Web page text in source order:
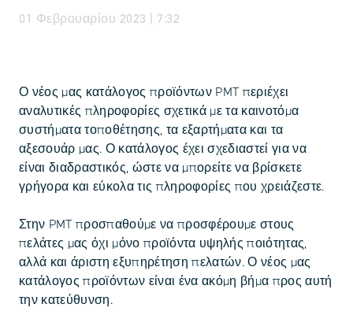
01 Φεβρουαρίου 2023 | 7:32
Ο νέος μας κατάλογος προϊόντων PMT περιέχει
αναλυτικές πληροφορίες σχετικά με τα καινοτόμα
συστήματα τοποθέτησης, τα εξαρτήματα και τα
αξεσουάρ μας. Ο κατάλογος έχει σχεδιαστεί για να
είναι διαδραστικός, ώστε να μπορείτε να βρίσκετε
γρήγορα και εύκολα τις πληροφορίες που χρειάζεστε.
Στην PMT προσπαθούμε να προσφέρουμε στους
πελάτες μας όχι μόνο προϊόντα υψηλής ποιότητας,
αλλά και άριστη εξυπηρέτηση πελατών. Ο νέος μας
κατάλογος προϊόντων είναι ένα ακόμη βήμα προς αυτή
την κατεύθυνση.